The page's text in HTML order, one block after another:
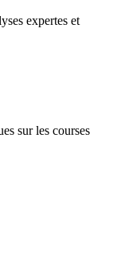
expertes et
sur les courses